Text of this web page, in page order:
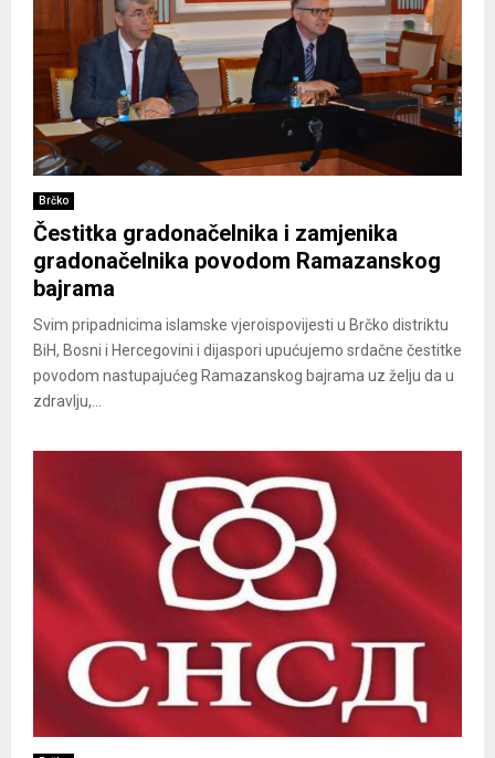
Brčko
Čestitka gradonačelnika i zamjenika
gradonačelnika povodom Ramazanskog
bajrama
Svim pripadnicima islamske vjeroispovijesti u Brčko distriktu
BiH, Bosni i Hercegovini i dijaspori upućujemo srdačne čestitke
povodom nastupajućeg Ramazanskog bajrama uz želјu da u
zdravlјu,...